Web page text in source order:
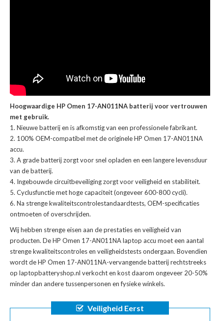
Hoogwaardige HP Omen 17-AN011NA batterij voor vertrouwen
met gebruik.
Nieuwe batterij en is afkomstig van een professionele fabrikant.
100% OEM-compatibel met deoriginele HP Omen 17-AN011NA
accu.
A grade batterij zorgt voor snel opladen en een langere levensduur
van de batterij.
Ingebouwde circuitbeveiliging zorgt voor veiligheid en stabiliteit.
Cyclusfunctie met hoge capaciteit (ongeveer 600-800 cycli).
Na strenge kwaliteitscontrolestandaardtests, OEM-specificaties
ontmoeten of overschrijden.
Wij hebben strenge eisen aan de prestaties en veiligheid van
producten. DeHP Omen 17-AN011NA laptop accu moet een aantal
strenge kwaliteitscontroles en veiligheidstests ondergaan. Bovendien
wordt deHP Omen 17-AN011NA-vervangende batterijrechtstreeks
op laptopbatteryshop.nl verkocht en kost daarom ongeveer 20-50%
minder dan andere tussenpersonen en fysieke winkels.
Veiligheid Eerst